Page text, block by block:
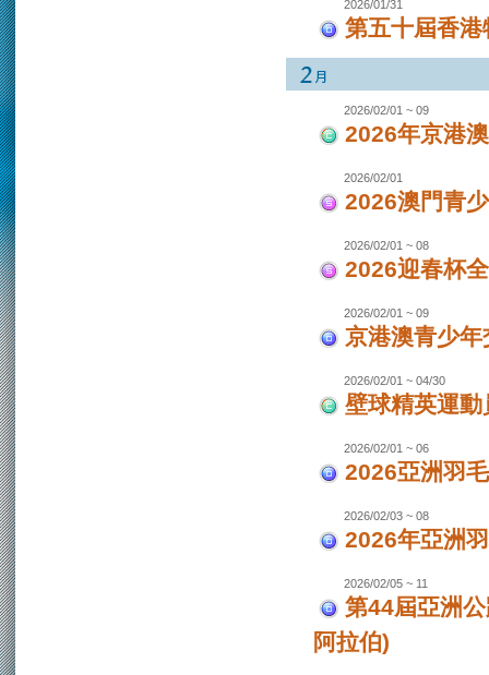
2026/01/31
第五十屆香
2026/02/01 ~ 09
2026年京港
2026/02/01
2026澳門青
2026/02/01 ~ 08
2026迎春杯
2026/02/01 ~ 09
京港澳青少
2026/02/01 ~ 04/30
壁球精英運
2026/02/01 ~ 06
2026亞洲羽
2026/02/03 ~ 08
2026年亞洲
2026/02/05 ~ 11
第44屆亞洲
阿拉伯)